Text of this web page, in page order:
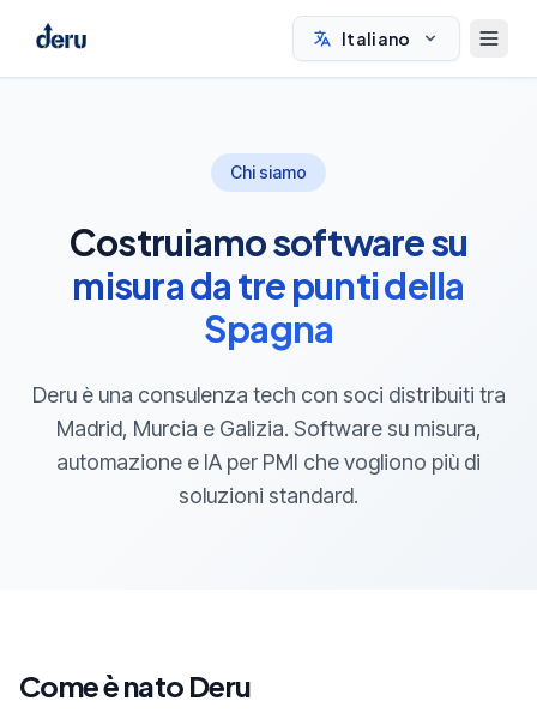
Italiano
Chi siamo
Costruiamo software su
misura da tre punti della
Spagna
Deru è una consulenza tech con soci distribuiti tra
Madrid, Murcia e Galizia. Software su misura,
automazione e IA per PMI che vogliono più di
soluzioni standard.
Come è nato Deru